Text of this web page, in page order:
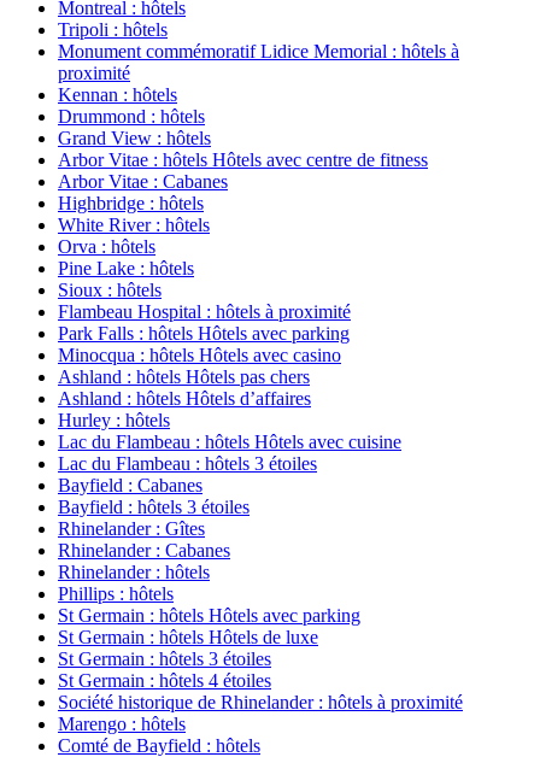
Montreal : hôtels
Tripoli : hôtels
Monument commémoratif Lidice Memorial : hôtels à
proximité
Kennan : hôtels
Drummond : hôtels
Grand View : hôtels
Arbor Vitae : hôtels Hôtels avec centre de fitness
Arbor Vitae : Cabanes
Highbridge : hôtels
White River : hôtels
Orva : hôtels
Pine Lake : hôtels
Sioux : hôtels
Flambeau Hospital : hôtels à proximité
Park Falls : hôtels Hôtels avec parking
Minocqua : hôtels Hôtels avec casino
Ashland : hôtels Hôtels pas chers
Ashland : hôtels Hôtels d’affaires
Hurley : hôtels
Lac du Flambeau : hôtels Hôtels avec cuisine
Lac du Flambeau : hôtels 3 étoiles
Bayfield : Cabanes
Bayfield : hôtels 3 étoiles
Rhinelander : Gîtes
Rhinelander : Cabanes
Rhinelander : hôtels
Phillips : hôtels
St Germain : hôtels Hôtels avec parking
St Germain : hôtels Hôtels de luxe
St Germain : hôtels 3 étoiles
St Germain : hôtels 4 étoiles
Société historique de Rhinelander : hôtels à proximité
Marengo : hôtels
Comté de Bayfield : hôtels